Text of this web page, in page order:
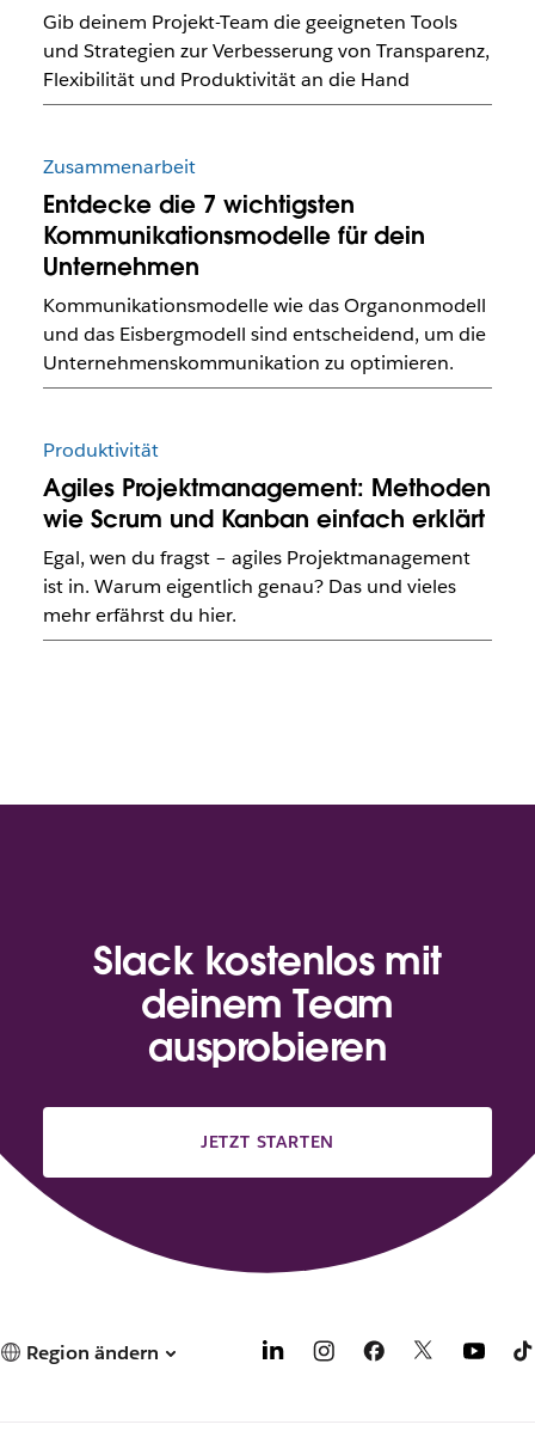
Gib deinem Projekt-Team die geeigneten Tools
und Strategien zur Verbesserung von Transparenz,
Flexibilität und Produktivität an die Hand
Zusammenarbeit
Entdecke die 7 wichtigsten
Kommunikationsmodelle für dein
Unternehmen
Kommunikationsmodelle wie das Organonmodell
und das Eisbergmodell sind entscheidend, um die
Unternehmenskommunikation zu optimieren.
Produktivität
Agiles Projektmanagement: Methoden
wie Scrum und Kanban einfach erklärt
Egal, wen du fragst – agiles Projektmanagement
ist in. Warum eigentlich genau? Das und vieles
mehr erfährst du hier.
Slack kostenlos mit
deinem Team
ausprobieren
JETZT STARTEN
Region ändern